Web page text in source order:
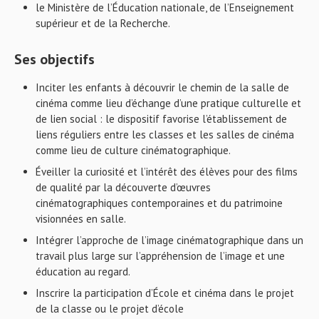
le Ministère de l’Éducation nationale, de l’Enseignement
supérieur et de la Recherche.
Ses objectifs
Inciter les enfants à découvrir le chemin de la salle de
cinéma comme lieu d’échange d’une pratique culturelle et
de lien social : le dispositif favorise l’établissement de
liens réguliers entre les classes et les salles de cinéma
comme lieu de culture cinématographique.
Éveiller la curiosité et l’intérêt des élèves pour des films
de qualité par la découverte d’œuvres
cinématographiques contemporaines et du patrimoine
visionnées en salle.
Intégrer l’approche de l’image cinématographique dans un
travail plus large sur l’appréhension de l’image et une
éducation au regard.
Inscrire la participation d’École et cinéma dans le projet
de la classe ou le projet d’école